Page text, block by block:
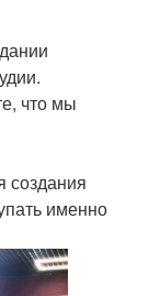
что мы
создания
именно